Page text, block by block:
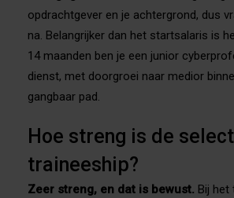
opdrachtgever en je achtergrond, dus
na. Belangrijker dan het startsalaris is
14 maanden ben je een junior
dienst, met doorgroei naar medior
gangbaar pad.
Hoe streng is de
traineeship?
Zeer streng, en dat is bewust. Bij het